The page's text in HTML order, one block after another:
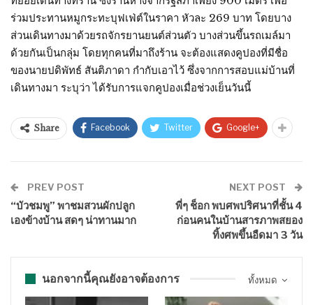
ร่วมประทานหมูกระทะบุฟเฟ่ต์ในราคา หัวละ 269 บาท โดยบาง
ส่วนเดินทางมาด้วยรถจักรยานยนต์ส่วนตัว บางส่วนขึ้นรถเมล์มา
ด้วยกันเป็นกลุ่ม โดยทุกคนที่มาถึงร้าน จะต้องแสดงคูปองที่มีชื่อ
ของนายปดิพัทธ์ สันติภาดา กำกับเอาไว้ ซึ่งจากการสอบแม่บ้านที่
เดินทางมา ระบุว่า ได้รับการแจกคูปองเมื่อช่วงเย็นวันนี้
Share Facebook Twitter Google+
PREV POST
“บัวชมพู” พาชมสวนผักปลูก
เองข้างบ้าน สดๆ น่าทานมาก
NEXT POST
พี่ๆ ช็อก พบศพปริศนาที่ชั้น 4
ก่อนคนในบ้านสารภาพสยอง
ทิ้งศพขึ้นอืดมา 3 วัน
ทั้งหมด
นอกจากนี้คุณยังอาจต้องการ